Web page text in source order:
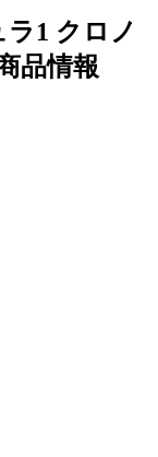
1 クロノ
品情報